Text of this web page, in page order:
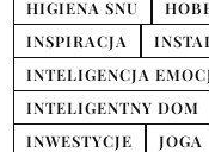
HIGIENA SNU
INSPIRACJA
INTELIGENCJA
INTELIGENTNY DOM
INWESTYCJE
JOGA